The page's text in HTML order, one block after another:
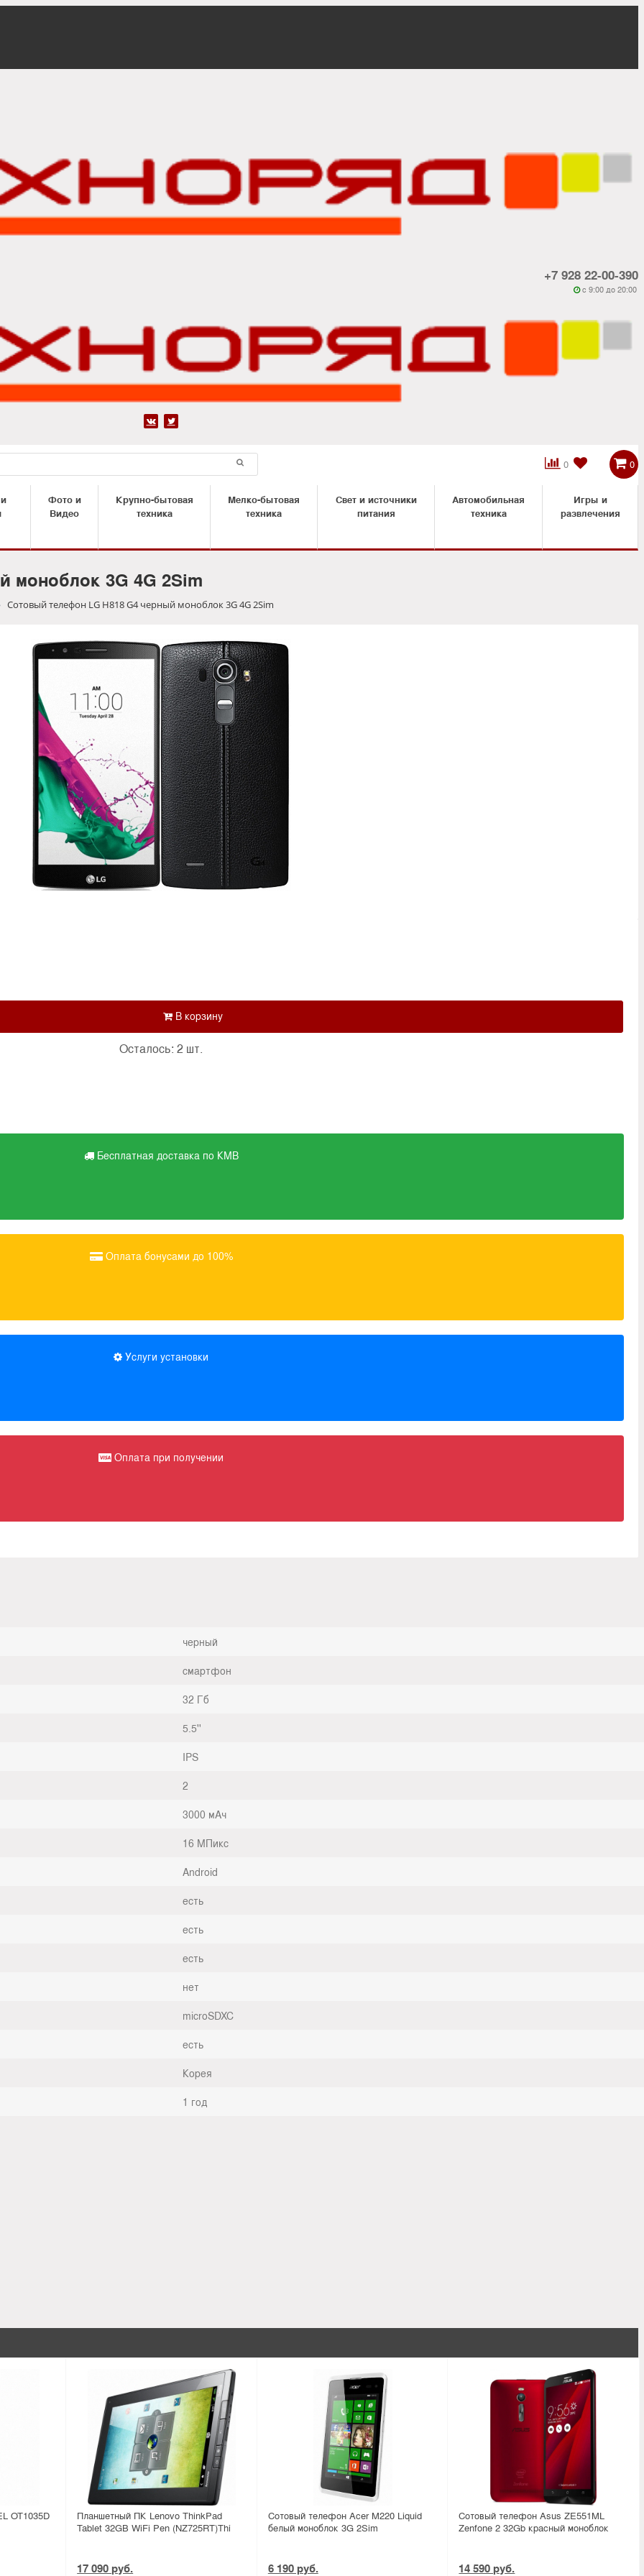
+7 928 22-00-390
 c 9:00 до 20:00
 
0

 0
Фото и
Видео
Крупно-бытовая
техника
Мелко-бытовая
техника
Свет и источники
питания
Автомобильная
техника
Игры и
развлечения
моноблок 3G 4G 2Sim
Сотовый телефон LG H818 G4 черный моноблок 3G 4G 2Sim
Осталось: 2 шт.
Бесплатная доставка по КМВ
Оплата бонусами до 100%
Услуги установки
Оплата при получении
черный
смартфон
32 Гб
5.5''
IPS
2
3000 мАч
16 МПикс
Android
есть
есть
есть
нет
microSDXC
есть
Корея
1 год
OT1035D
Планшетный ПК Lenovo ThinkPad
Tablet 32GB WiFi Pen (NZ725RT)Thi
17 090 руб.
Сотовый телефон Acer M220 Liquid
белый моноблок 3G 2Sim
6 190 руб.
Сотовый телефон Asus ZE551ML
Zenfone 2 32Gb красный моноблок
14 590 руб.